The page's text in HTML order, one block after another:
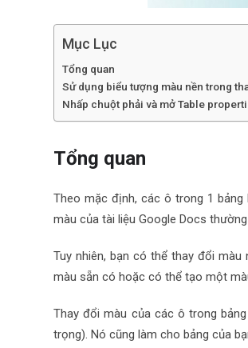
Mục Lục
Tổng quan
Sử dụng biểu tượng màu nền trong
Nhấp chuột phải và mở Table
Tổng quan
Theo mặc định, các ô trong 1
màu của tài liệu Google Docs
Tuy nhiên, bạn có thể thay đổi
màu sẵn có hoặc có thể tạo một
Thay đổi màu của các ô trong
trọng). Nó cũng làm cho bảng của